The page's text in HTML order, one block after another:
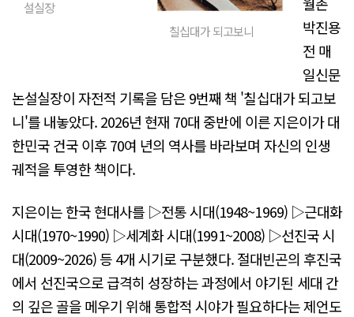
설실장
칠십대가 되고보니
박진용
전 매
일신문
논설실장이 자전적 기록을 담은 9번째 책 '칠십대가 되고보
니'를 내놓았다. 2026년 현재 70대 중반에 이른 지은이가 대
한민국 건국 이후 70여 년의 역사를 바라보며 자신의 인생
궤적을 투영한 책이다.
지은이는 한국 현대사를 ▷전통 시대(1948~1969) ▷근대화
시대(1970~1990) ▷세계화 시대(1991~2008) ▷선진국 시
대(2009~2026) 등 4개 시기로 구분했다. 절대빈곤의 후진국
에서 선진국으로 급격히 성장하는 과정에서 야기된 세대 간
의 깊은 골을 메우기 위해 통합적 시야가 필요하다는 제언도